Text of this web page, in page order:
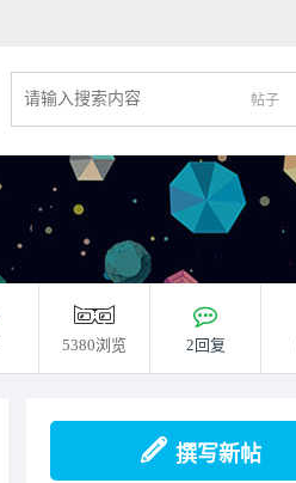
帖子
5380浏览 2回复
撰写新帖